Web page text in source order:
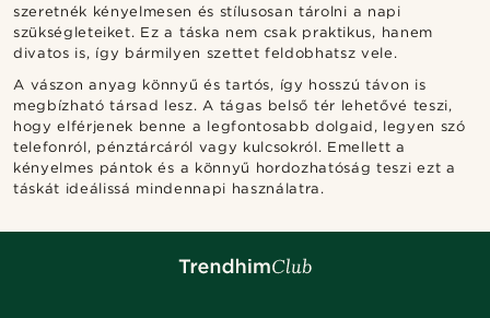
szeretnék kényelmesen és stílusosan tárolni a napi
szükségleteiket. Ez a táska nem csak praktikus, hanem
divatos is, így bármilyen szettet feldobhatsz vele.
A vászon anyag könnyű és tartós, így hosszú távon is
megbízható társad lesz. A tágas belső tér lehetővé teszi,
hogy elférjenek benne a legfontosabb dolgaid, legyen szó
telefonról, pénztárcáról vagy kulcsokról. Emellett a
kényelmes pántok és a könnyű hordozhatóság teszi ezt a
táskát ideálissá mindennapi használatra.